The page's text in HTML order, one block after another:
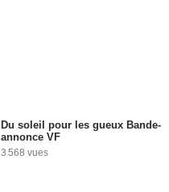
Du soleil pour les gueux Bande-
annonce VF
3 568 vues